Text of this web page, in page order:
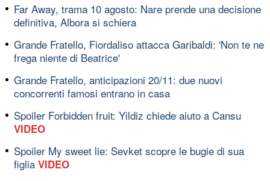
Far Away, trama 10 agosto: Nare prende una decisione
definitiva, Albora si schiera
Grande Fratello, Fiordaliso attacca Garibaldi: 'Non te ne
frega niente di Beatrice'
Grande Fratello, anticipazioni 20/11: due nuovi
concorrenti famosi entrano in casa
Spoiler Forbidden fruit: Yildiz chiede aiuto a Cansu
VIDEO
Spoiler My sweet lie: Sevket scopre le bugie di sua
figlia VIDEO